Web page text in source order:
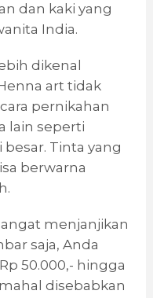
dan kaki yang
India.
dikenal
art tidak
pernikahan
lain seperti
besar. Tinta yang
berwarna
menjanjikan
saja, Anda
50.000,- hingga
disebabkan